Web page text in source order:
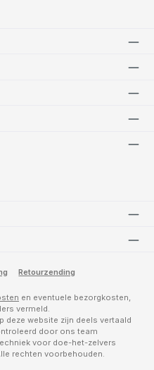
Retourzending
en eventuele bezorgkosten,
vermeld.
deze website zijn deels vertaald
door ons team
voor doe-het-zelvers
rechten voorbehouden.